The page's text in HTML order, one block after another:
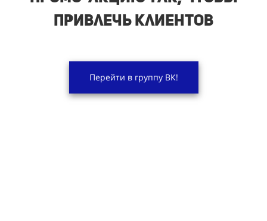
привлечь клиентов
Перейти в группу ВК!